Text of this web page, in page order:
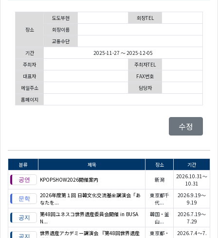
장소
도도부현
회장TEL
회장이름
교통수단
기간
2025-11-27 ～ 2025-12-05
주최자
주최자TEL
대표자
FAX번호
메일주소
담당자
홈페이지
수정
분류 제목 장소 기간
KPOPSHOW2026開催案内 新潟
2026.10.31～
10.31
2026年度第１回 日韓文化交流基金講演会「あ
なたを...
東京都千
代...
2026.9.19～
9.19
第48回ユネスコ世界遺産委員会開催 in BUSA
N...
韓国・釜
山...
2026.7.19～
7.29
世界遺産アカデミー講演会 『第48回世界遺産
東京都・
2026.7.4～7.